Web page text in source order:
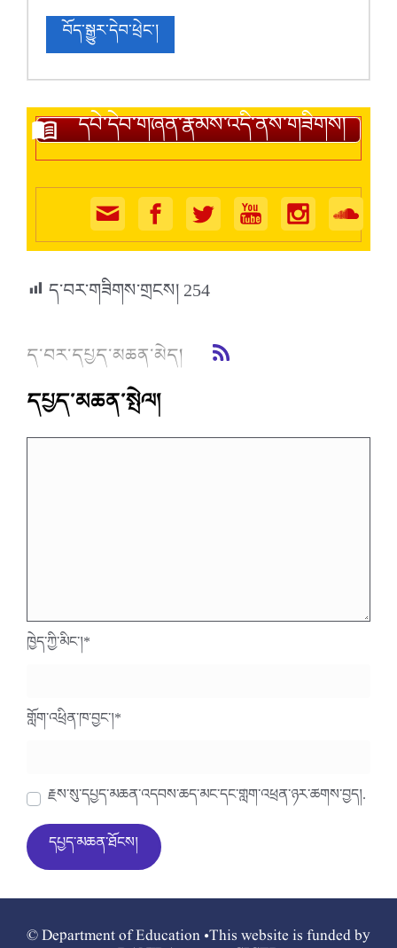
བོད་སྒྱུར་དེབ་ཕྲེང་།
དཔེ་དེབ་གཞན་རྣམས་འདི་ནས་གཟིགས།
ད་བར་གཟིགས་གྲངས།254
ད་བར་དཔྱད་མཆན་མེད།
དཔྱད་མཆན་སྤེལ།
ཁྱེད་ཀྱི་མིང་།*
གློག་འཕྲིན་ཁ་བྱང་།*
རྗེས་སུ་དཔྱད་མཆན་འདེབས་ཆེད་མིང་དང་གློག་འཕྲིན་ཉར་ཚགས་བྱེད།.
© Department of Education •This website is funded by